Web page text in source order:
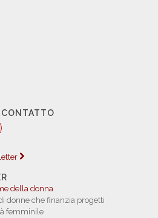
della donna
donne che finanzia progetti
femminile